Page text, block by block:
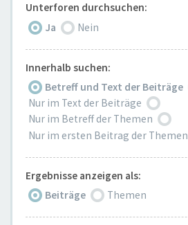
Unterforen durchsuchen:
Ja
Nein
Innerhalb suchen:
Betreff und Text der Beiträge
Nur im Text der Beiträge
Nur im Betreff der Themen
Nur im ersten Beitrag der Themen
Ergebnisse anzeigen als:
Beiträge
Themen